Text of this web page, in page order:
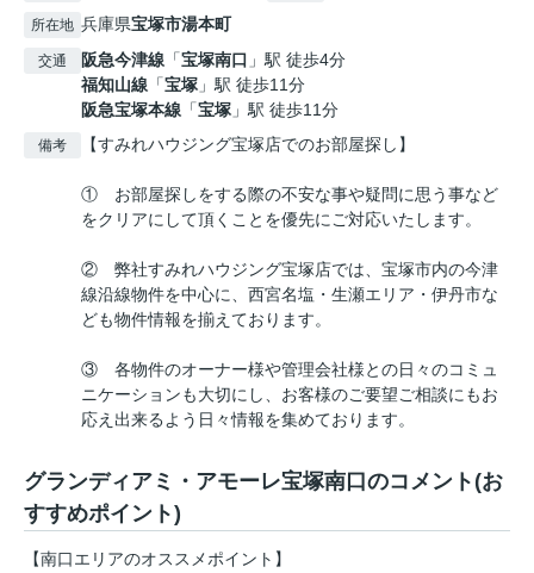
所在地 兵庫県宝塚市湯本町
交通 阪急今津線 「宝塚南口 」駅 徒歩4分
福知山線 「宝塚 」駅 徒歩11分
阪急宝塚本線 「宝塚 」駅 徒歩11分
備考 【すみれハウジング宝塚店でのお部屋探し】
① お部屋探しをする際の不安な事や疑問に思う事など
をクリアにして頂くことを優先にご対応いたします。
② 弊社すみれハウジング宝塚店では、宝塚市内の今津
線沿線物件を中心に、西宮名塩・生瀬エリア・伊丹市な
ども物件情報を揃えております。
③ 各物件のオーナー様や管理会社様との日々のコミュ
ニケーションも大切にし、お客様のご要望ご相談にもお
応え出来るよう日々情報を集めております。
グランディアミ・アモーレ宝塚南口のコメント(お
すすめポイント)
【南口エリアのオススメポイント】